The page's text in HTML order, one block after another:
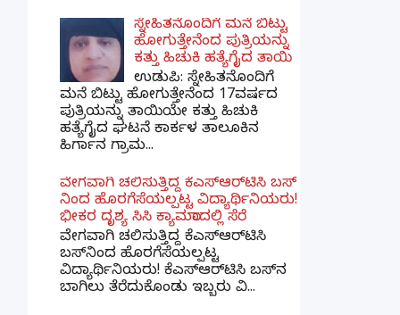
ಸ್ನೇಹಿತನೊಂದಿಗೆ ಮನೆ ಬಿಟ್ಟು
ಹೋಗುತ್ತೇನೆಂದ ಪುತ್ರಿಯನ್ನು
ಕತ್ತು ಹಿಚುಕಿ ಹತ್ಯೆಗೈದ ತಾಯಿ
ಉಡುಪಿ: ಸ್ನೇಹಿತನೊಂದಿಗೆ
ಮನೆ ಬಿಟ್ಟು ಹೋಗುತ್ತೇನೆಂದ 17ವರ್ಷದ
ಪುತ್ರಿಯನ್ನು ತಾಯಿಯೇ ಕತ್ತು ಹಿಚುಕಿ
ಹತ್ಯೆಗೈದ ಘಟನೆ ಕಾರ್ಕಳ ತಾಲೂಕಿನ
ಹಿರ್ಗಾನ ಗ್ರಾಮ...
ವೇಗವಾಗಿ ಚಲಿಸುತ್ತಿದ್ದ ಕೆಎಸ್​ಆರ್​ಟಿಸಿ ಬಸ್​
ನಿಂದ ಹೊರಗೆಸೆಯಲ್ಪಟ್ಟ ವಿದ್ಯಾರ್ಥಿನಿಯರು!
ಭೀಕರ ದೃಶ್ಯ ಸಿಸಿ ಕ್ಯಾಮರಾದಲ್ಲಿ ಸೆರೆ
ವೇಗವಾಗಿ ಚಲಿಸುತ್ತಿದ್ದ ಕೆಎಸ್‌ಆರ್‌ಟಿಸಿ
ಬಸ್‌ನಿಂದ ಹೊರಗೆಸೆಯಲ್ಪಟ್ಟ
ವಿದ್ಯಾರ್ಥಿನಿಯರು! ಕೆಎಸ್‌ಆರ್‌ಟಿಸಿ ಬಸ್‌ನ
ಬಾಗಿಲು ತೆರೆದುಕೊಂಡು ಇಬ್ಬರು ವಿ...